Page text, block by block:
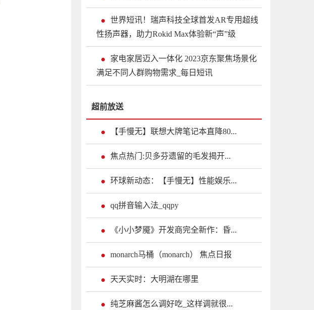
世界短讯！瑞声科技全球首发AR专用超线
性扬声器，助力Rokid Max体验新“声”级
家电家居迈入一体化 2023京东聚焦场景化
满足不同人群购物需求_每日短讯
超前放送
【手慢无】联想大牌笔记本直降80...
焦点热门:贝多芬遗留的毛发揭开...
环球新动态：【手慢无】性能娱乐...
qq拼音输入法_qqpy
《小小梦魇》开发商完全新作：昏...
monarch马桶（monarch） 焦点日报
天天实时：大明湖在哪里
纯芝麻酱怎么调好吃_这样调就很...